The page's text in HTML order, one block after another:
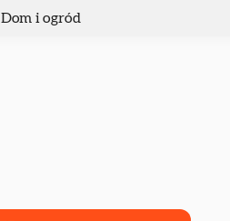
Dom i ogród